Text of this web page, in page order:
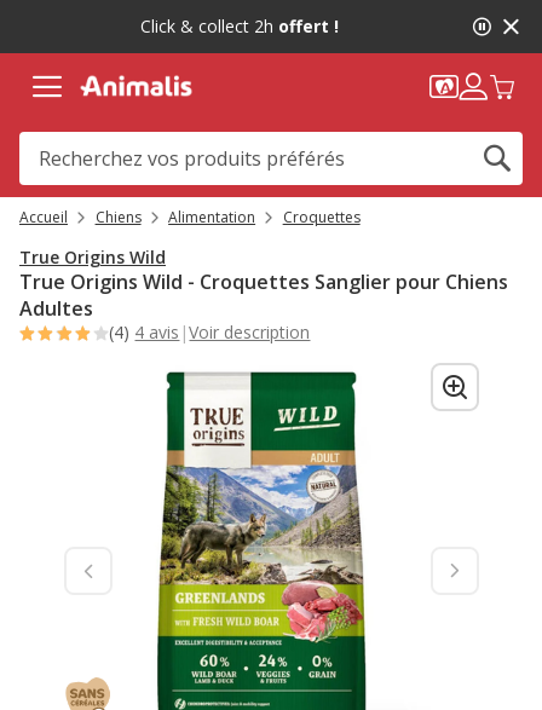
message,
Click & collect 2h offert !
Accueil Chiens Alimentation Croquettes
True Origins Wild
True Origins Wild - Croquettes Sanglier pour Chiens
Adultes
(4) 4 avis |Voir description